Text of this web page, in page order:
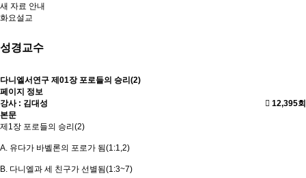
새 자료 안내
화요설교
성경교수
다니엘서연구 제01장 포로들의 승리(2)
페이지 정보
강사 : 김대성
12,395회
본문
제1장 포로들의 승리(2)
A. 유다가 바벨론의 포로가 됨(1:1,2)
B. 다니엘과 세 친구가 선별됨(1:3~7)